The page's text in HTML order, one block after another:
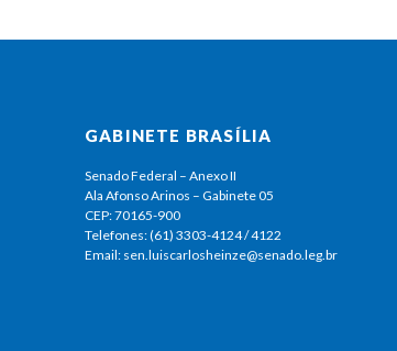
GABINETE BRASÍLIA
Senado Federal – Anexo II
Ala Afonso Arinos – Gabinete 05
CEP: 70165-900
Telefones: (61) 3303-4124 / 4122
Email: sen.luiscarlosheinze@senado.leg.br